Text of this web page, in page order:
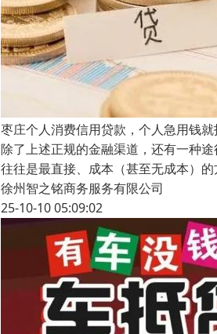
枣庄个人消费信用贷款，个人急用钱
除了上述正规的金融渠道，还有一种
往往是最直接、成本（甚至无成本）
徐州智之铭商务服务有限公司
25-10-10 05:09:02